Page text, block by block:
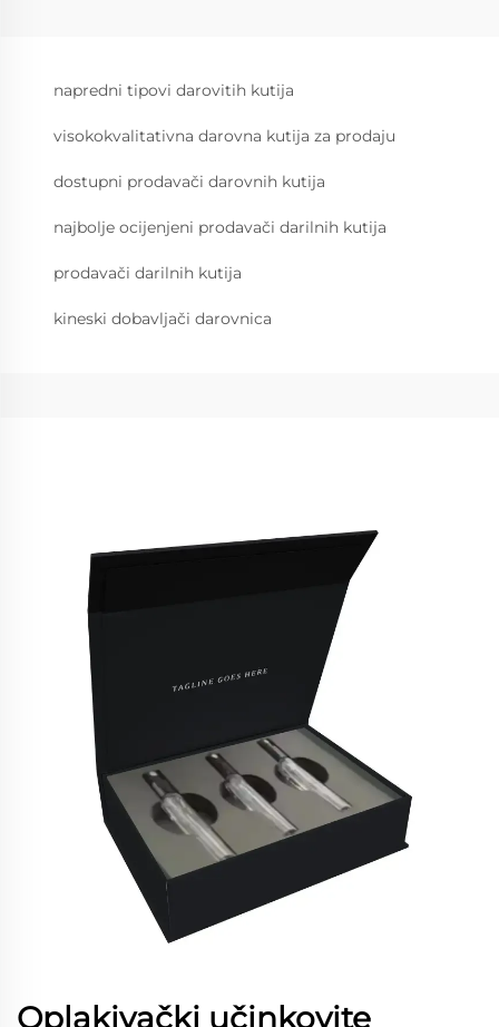
napredni tipovi darovitih kutija
visokokvalitativna darovna kutija za prodaju
dostupni prodavači darovnih kutija
najbolje ocijenjeni prodavači darilnih kutija
prodavači darilnih kutija
kineski dobavljači darovnica
Oplakivački učinkovite